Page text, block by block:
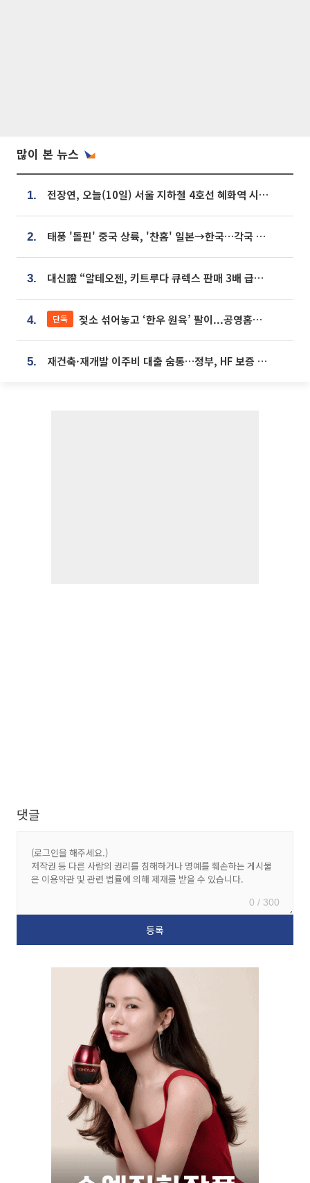
많이 본 뉴스
1. 전장연, 오늘(10일) 서울 지하철 4호선 혜화역 시위…1호선 용산역 무정차
2. 태풍 '돌핀' 중국 상륙, '찬홈' 일본→한국…각국 기상청 예상 경로는?
3. 대신證 “알테오젠, 키트루다 큐렉스 판매 3배 급증…목표가 41만원 상향”
4. 단독 젖소 섞어놓고 ‘한우 원육’ 팔이...공영홈쇼핑 표기·검증 구멍
5. 재건축·재개발 이주비 대출 숨통…정부, HF 보증 신설 추진
댓글
0 / 300